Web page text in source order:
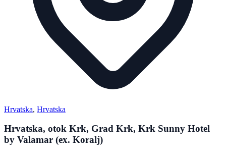
Hrvatska, Hrvatska
Hrvatska, otok Krk, Grad Krk, Krk Sunny Hotel
by Valamar (ex. Koralj)